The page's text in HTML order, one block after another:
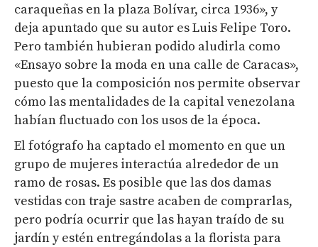
caraqueñas en la plaza Bolívar, circa 1936», y
deja apuntado que su autor es Luis Felipe Toro.
Pero también hubieran podido aludirla como
«Ensayo sobre la moda en una calle de Caracas»,
puesto que la composición nos permite observar
cómo las mentalidades de la capital venezolana
habían fluctuado con los usos de la época.
El fotógrafo ha captado el momento en que un
grupo de mujeres interactúa alrededor de un
ramo de rosas. Es posible que las dos damas
vestidas con traje sastre acaben de comprarlas,
pero podría ocurrir que las hayan traído de su
jardín y estén entregándolas a la florista para